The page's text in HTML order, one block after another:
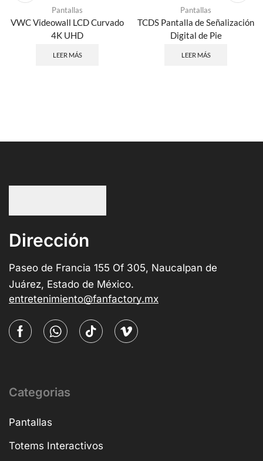
Pantallas
VWC Videowall LCD Curvado
4K UHD
LEER MÁS
Pantallas
TCDS Pantalla de Señalización
Digital de Pie
LEER MÁS
Dirección
Paseo de Francia 155 Of 305, Naucalpan de
Juárez, Estado de México.
entretenimiento@fanfactory.mx
Categorias
Pantallas
Totems Interactivos